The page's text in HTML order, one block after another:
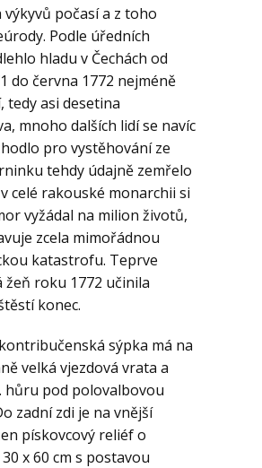
počasí a z toho
Podle úředních
hladu v Čechách od
do června 1772 nejméně
tedy asi desetina
mnoho dalších lidí se navíc
pro vystěhování ze
tehdy údajně zemřelo
celé rakouské monarchii si
vyžádal na milion životů,
zcela mimořádnou
katastrofu. Teprve
žeň roku 1772 učinila
konec.
sýpka má na
velká vjezdová vrata a
hůru pod polovalbovou
zadní zdi je na vnější
pískovcový reliéf o
x 60 cm s postavou